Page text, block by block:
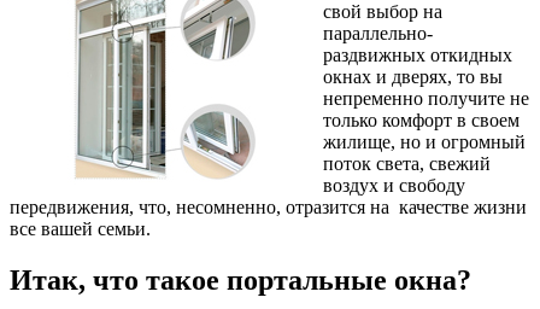
свой выбор на
параллельно-
раздвижных откидных
окнах и дверях, то вы
непременно получите не
только комфорт в своем
жилище, но и огромный
поток света, свежий
воздух и свободу
передвижения, что, несомненно, отразится на качестве жизни
все вашей семьи.
Итак, что такое портальные окна?